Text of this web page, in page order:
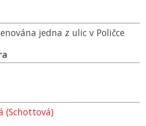
jedna z ulic v Poličce
(Schottová)